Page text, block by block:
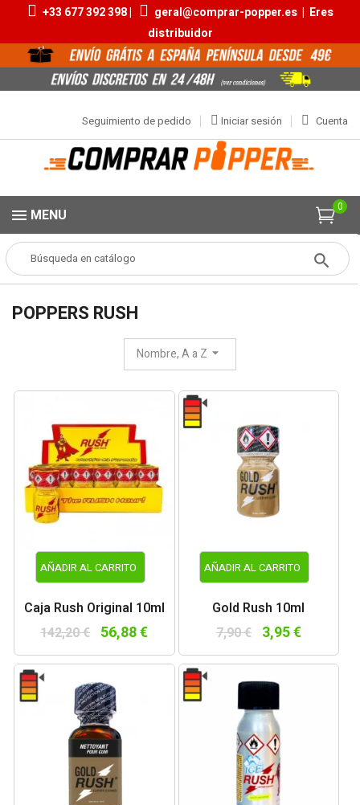
+33 677 392 398 | geral@comprar-popper.es| Eres
distribuidor
Cuenta
Iniciar sesión
Seguimiento de pedido
0
MENU
Popper Poppers Rush
POPPERS RUSH
Nombre, A a Z
AÑADIR AL CARRITO
Caja Rush Original 10ml
142,20 € 56,88 €
AÑADIR AL CARRITO
Gold Rush 10ml
7,90 € 3,95 €